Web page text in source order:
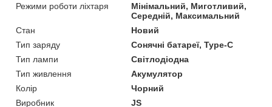
Режими роботи ліхтаря
Мінімальний, Миготливий,
Середній, Максимальний
Стан
Новий
Тип заряду
Сонячні батареї, Type-C
Тип лампи
Світлодіодна
Тип живлення
Акумулятор
Колір
Чорний
Виробник
JS